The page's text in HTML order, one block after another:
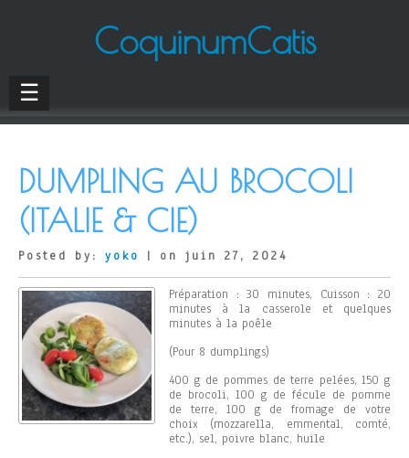
CoquinumCatis
☰
DUMPLING AU BROCOLI
(ITALIE & CIE)
Posted by: yoko | on juin 27, 2024
Préparation : 30 minutes, Cuisson : 20
minutes à la casserole et quelques
minutes à la poêle
(Pour 8 dumplings)
400 g de pommes de terre pelées, 150 g
de brocoli, 100 g de fécule de pomme
de terre, 100 g de fromage de votre
choix (mozzarella, emmental, comté,
etc.), sel, poivre blanc, huile